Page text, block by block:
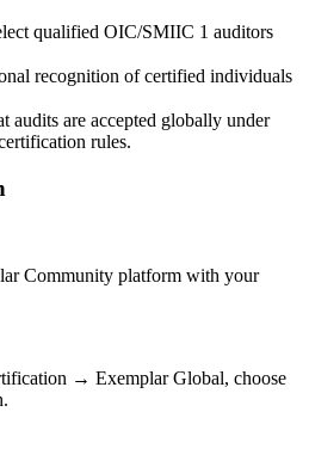
qualified OIC/SMIIC 1 auditors
recognition of certified individuals
audits are accepted globally under
rules.
Community platform with your
→ Exemplar Global, choose